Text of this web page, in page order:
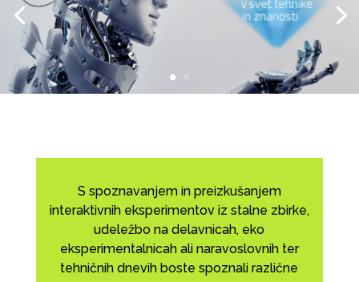
S spoznavanjem in preizkušanjem
interaktivnih eksperimentov iz stalne zbirke,
udeležbo na delavnicah, eko
eksperimentalnicah ali naravoslovnih ter
tehničnih dnevih boste spoznali različne